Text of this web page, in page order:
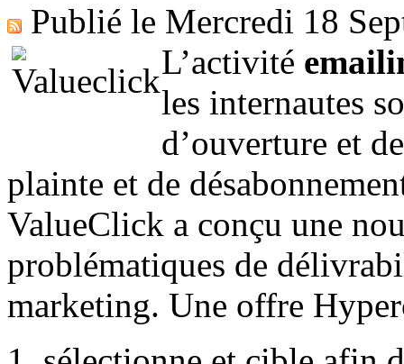
Publié le Mercredi 18
​L’activité
les internautes
d’ouverture et
plainte et de
ValueClick a conçu une
problématiques de
marketing. Une offre